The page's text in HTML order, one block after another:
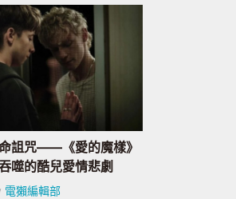
詛咒——《愛的魔樣》
噬的酷兒愛情悲劇
電獺編輯部